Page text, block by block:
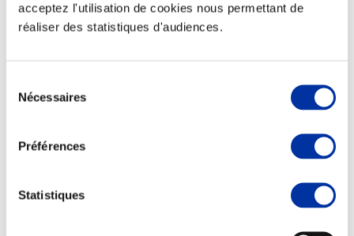
acceptez l'utilisation de cookies nous permettant de
réaliser des statistiques d'audiences.
Nécessaires
Préférences
Statistiques
Viande et climat
Valorisation de l’herbe
Bien-être, Protection et Santé des animaux